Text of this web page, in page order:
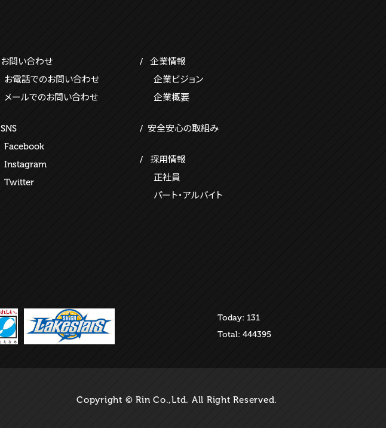
お問い合わせ
お電話でのお問い合わせ
メールでのお問い合わせ
SNS
Facebook
Instagram
Twitter
企業情報
企業ビジョン
企業概要
安全安心の取組み
採用情報
正社員
パート・アルバイト
Today: 131
Total: 444395
Copyright © Rin Co.,Ltd. All Right Reserved.